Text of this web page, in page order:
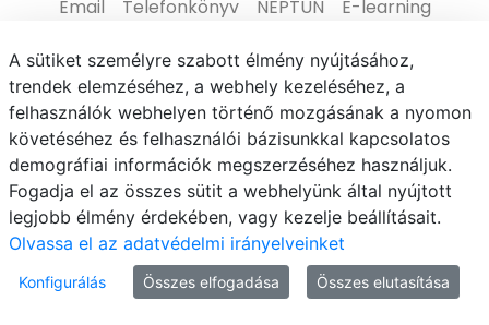
Email Telefonkönyv NEPTUN
E-learning
Médiaközpont
Informatikai Igazgatóság
Adatvédelem
© MATE 2021
A sütiket személyre szabott élmény nyújtásához,
trendek elemzéséhez, a webhely kezeléséhez, a
felhasználók webhelyen történő mozgásának a nyomon
követéséhez és felhasználói bázisunkkal kapcsolatos
demográfiai információk megszerzéséhez használjuk.
Fogadja el az összes sütit a webhelyünk által nyújtott
legjobb élmény érdekében, vagy kezelje beállításait.
Olvassa el az adatvédelmi irányelveinket
Konfigurálás Összes elfogadása Összes elutasítása